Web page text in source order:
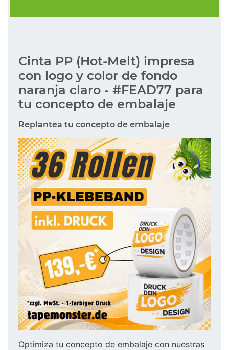
Cinta PP (Hot-Melt) impresa
con logo y color de fondo
naranja claro - #FEAD77 para
tu concepto de embalaje
Replantea tu concepto de embalaje
Optimiza tu concepto de embalaje con nuestras